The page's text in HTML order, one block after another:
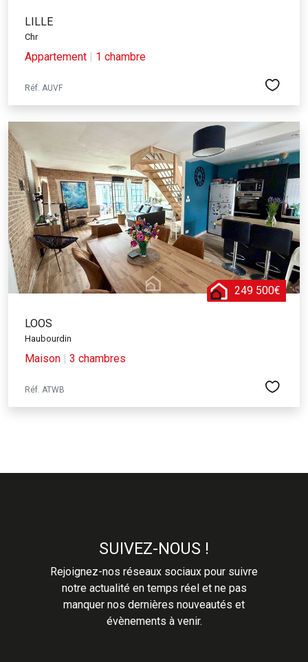
LILLE
Chr
Appartement | 1 chambre
Réf. AUVF
249 500€
LOOS
Haubourdin
Maison | 3 chambres
Réf. ATWB
SUIVEZ-NOUS !
Rejoignez-nos réseaux sociaux pour suivre
notre actualité en temps réel et ne pas
manquer nos dernières nouveautés et
évènements à venir.